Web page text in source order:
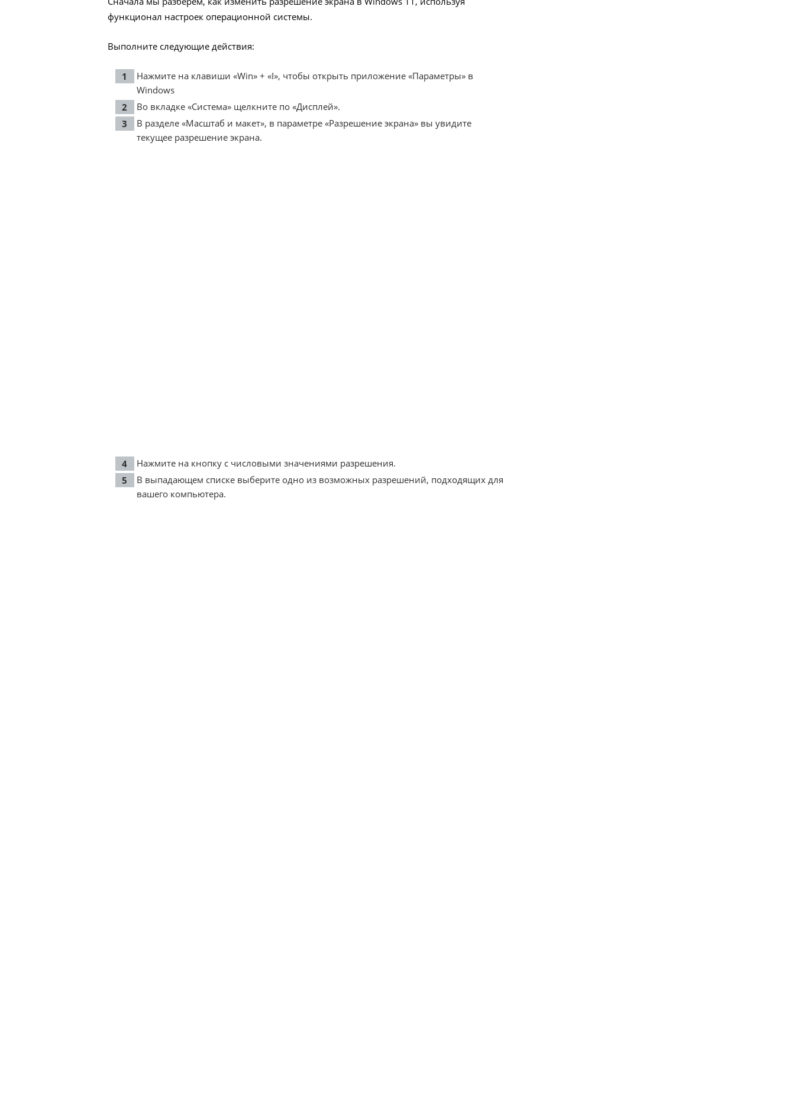
функционал настроек операционной системы.
Выполните следующие действия:
Нажмите на клавиши «Win» + «I», чтобы открыть приложение «Параметры» в
Windows
Во вкладке «Система» щелкните по «Дисплей».
В разделе «Масштаб и макет», в параметре «Разрешение экрана» вы увидите
текущее разрешение экрана.
Нажмите на кнопку с числовыми значениями разрешения.
В выпадающем списке выберите одно из возможных разрешений, подходящих для
вашего компьютера.